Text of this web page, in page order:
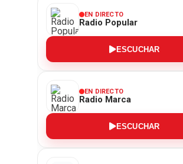
EN DIRECTO
Radio Popular
ESCUCHAR
EN DIRECTO
Radio Marca
ESCUCHAR